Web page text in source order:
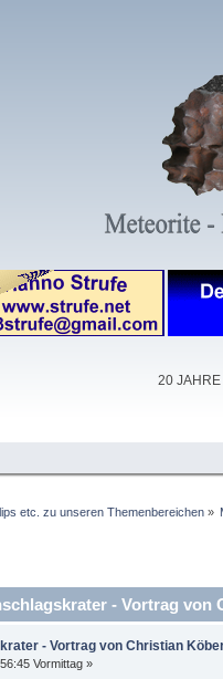
20
etc. zu unseren Themenbereichen»
- Vortrag von
- Vortrag von Christian
Vormittag »